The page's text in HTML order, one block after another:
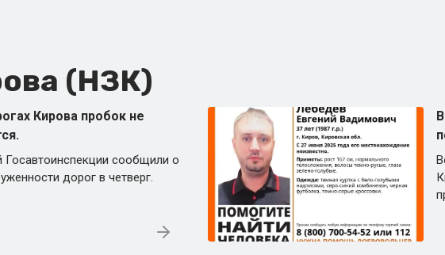
(НЗК)
Кирова пробок не
Госавтоинспекции сообщили о
дорог в четверг.